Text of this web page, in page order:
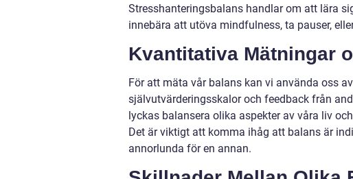
Stresshanteringsbalans handlar om att lära
innebära att utöva mindfulness, ta pauser,
Kvantitativa Mätningar
För att mäta vår balans kan vi använda oss
självutvärderingsskalor och feedback från
lyckas balansera olika aspekter av våra liv
Det är viktigt att komma ihåg att balans är
annorlunda för en annan.